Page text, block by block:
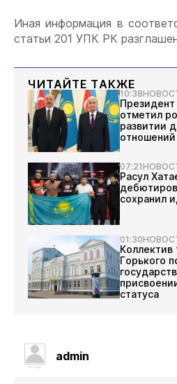
Иная информация в
статьи 201 УПК РК
ЧИТАЙТЕ ТАКЖЕ
10:38
отметил
развитии
отношений
07:21
Расул
сохранил
01:30
Горького
статуса
admin